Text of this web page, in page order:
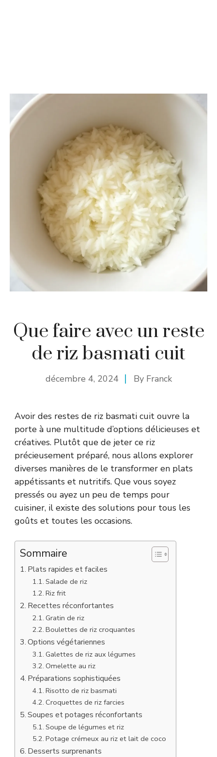
Que faire avec un reste
de riz basmati cuit
décembre 4, 2024 By Franck
Avoir des restes de riz basmati cuit ouvre la
porte à une multitude d’options délicieuses et
créatives. Plutôt que de jeter ce riz
précieusement préparé, nous allons explorer
diverses manières de le transformer en plats
appétissants et nutritifs. Que vous soyez
pressés ou ayez un peu de temps pour
cuisiner, il existe des solutions pour tous les
goûts et toutes les occasions.
Sommaire
Plats rapides et faciles
Salade de riz
Riz frit
Recettes réconfortantes
Gratin de riz
Boulettes de riz croquantes
Options végétariennes
Galettes de riz aux légumes
Omelette au riz
Préparations sophistiquées
Risotto de riz basmati
Croquettes de riz farcies
Soupes et potages réconfortants
Soupe de légumes et riz
Potage crémeux au riz et lait de coco
Desserts surprenants